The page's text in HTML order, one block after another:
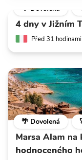
🌴 Dovolená
4 dny v Jižním
Před 31 hodinami
🌴 Dovolená
Marsa Alam
hodnoceného